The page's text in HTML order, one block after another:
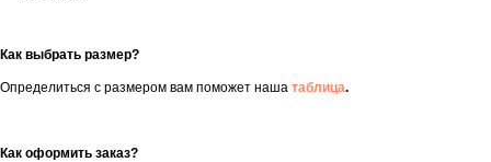
Как выбрать размер?
Определиться с размером вам поможет наша таблица.
Как оформить заказ?